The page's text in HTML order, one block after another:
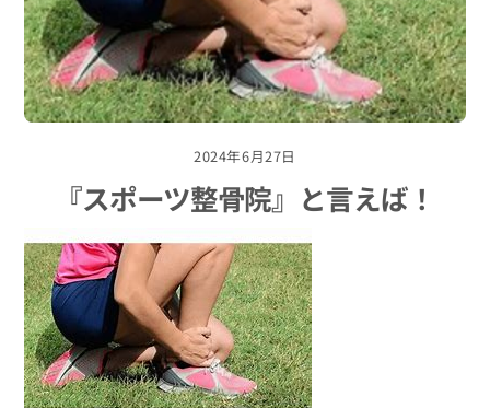
2024年6月27日
『スポーツ整骨院』と言えば！